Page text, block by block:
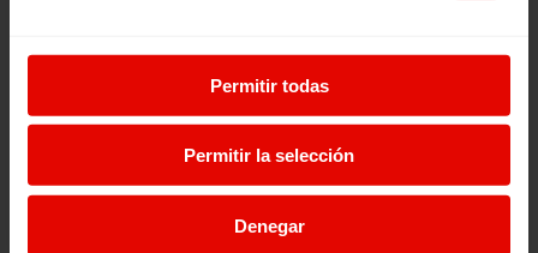
Permitir todas
Permitir la selección
Denegar